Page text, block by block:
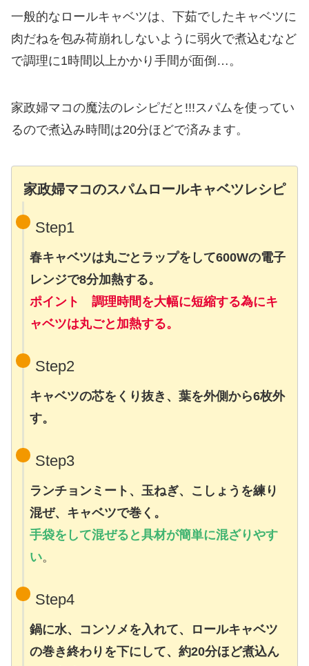
一般的なロールキャベツは、下茹でしたキャベツに
肉だねを包み荷崩れしないように弱火で煮込むなど
で調理に1時間以上かかり手間が面倒…。
家政婦マコの魔法のレシピだと!!!スパムを使ってい
るので煮込み時間は20分ほどで済みます。
家政婦マコのスパムロールキャベツレシピ
Step1
春キャベツは丸ごとラップをして600Wの電子
レンジで8分加熱する。
ポイント 調理時間を大幅に短縮する為にキ
ャベツは丸ごと加熱する。
Step2
キャベツの芯をくり抜き、葉を外側から6枚外
す。
Step3
ランチョンミート、玉ねぎ、こしょうを練り
混ぜ、キャベツで巻く。
手袋をして混ぜると具材が簡単に混ざりやす
い。
Step4
鍋に水、コンソメを入れて、ロールキャベツ
の巻き終わりを下にして、約20分ほど煮込ん